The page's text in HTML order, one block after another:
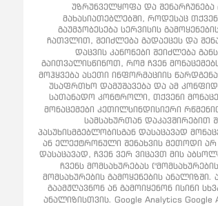
უზრუნველყოფა და შენარჩუნება
მახასიათებლებში, როდესაც
გაუმჯობესება სერვისის
ჩათვლით, შეიძლება გადაეცეს და
დაცვის კანონები შეიძლება
გაითვალისწინოთ, რომ ჩვენ
მოჰყვება ასეთი ინფორმაციის
უსაფრთხო დამუშავება და ამ
სათანადო კონტროლი, თქვენი
მონაცემები კეთილსინდისიერი
სამსახურთან
პასუხისმგებლობისგან დასაცავად
ან ელექტრონული შენახვის მეთოდი
დასაცავად, ჩვენ ვერ ვიცავთ მის
ჩვენს მომსახურებას
მომსახურების გამოყენების
გაამჟღავნონ ან გამოიყენონ ისინი
ანალიზისთვის. Google Analytics